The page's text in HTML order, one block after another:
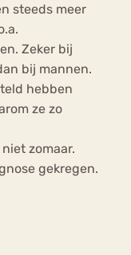
steeds meer
Zeker bij
bij mannen.
hebben
ze zo
zomaar.
gekregen.